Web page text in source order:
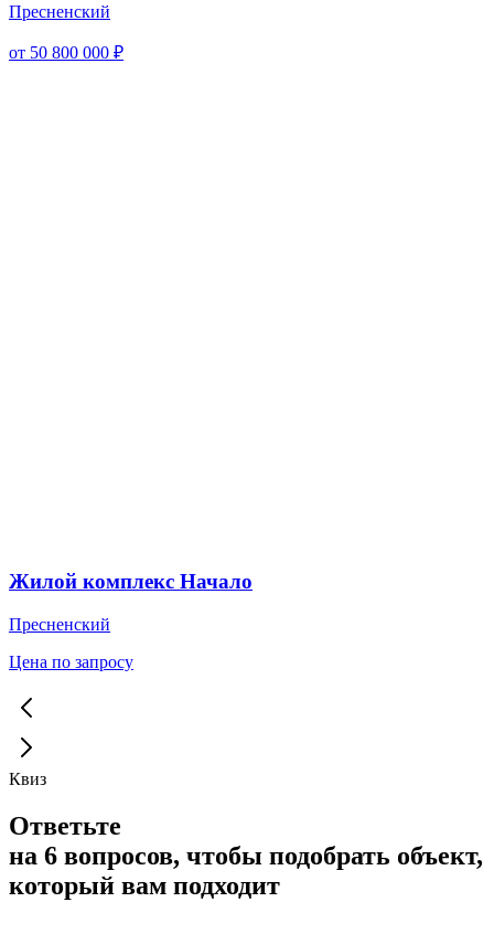
Пресненский
от 50 800 000 ₽
Жилой комплекс Начало
Пресненский
Цена по запросу
Квиз
Ответьте
на 6 вопросов, чтобы подобрать объект,
который вам подходит